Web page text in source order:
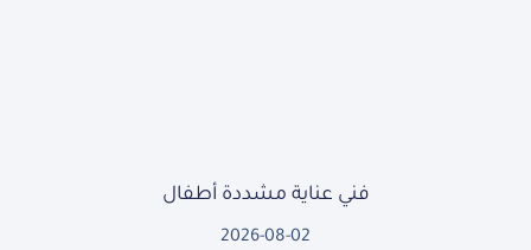
فني عناية مشددة أطفال
2026-08-02